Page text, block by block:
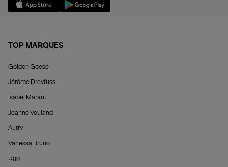
TOP MARQUES
Golden Goose
Jérôme Dreyfuss
Isabel Marant
Jeanne Vouland
Autry
Vanessa Bruno
Ugg